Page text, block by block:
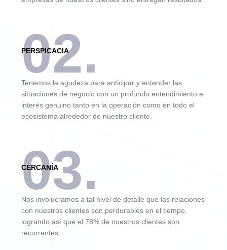
02.
PERSPICACIA
Tenemos la agudeza para anticipar y entender las
situaciones de negocio con un profundo entendimiento e
interés genuino tanto en la operación como en todo el
ecosistema alrededor de nuestro cliente.
03.
CERCANÍA
Nos involucramos a tal nivel de detalle que las relaciones
con nuestros clientes son perdurables en el tiempo,
logrando así que el 78% de nuestros clientes son
recurrentes.